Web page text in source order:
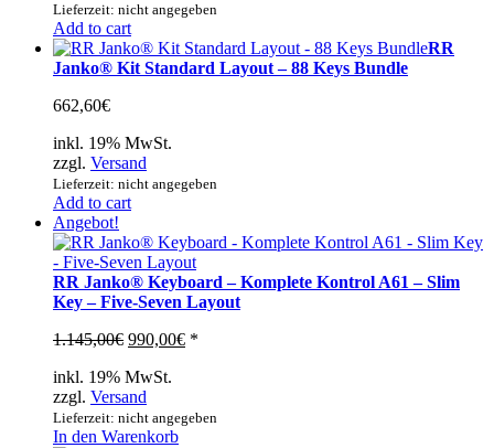
Lieferzeit: nicht angegeben
Add to cart
RR
Janko® Kit Standard Layout – 88 Keys Bundle
662,60€
inkl. 19% MwSt.
zzgl. Versand
Lieferzeit: nicht angegeben
Add to cart
Angebot!
RR Janko® Keyboard – Komplete Kontrol A61 – Slim
Key – Five-Seven Layout
1.145,00€ Ursprünglicher
war:
1.145,00€
990,00€Aktueller
*
inkl. 19% MwSt.
zzgl. Versand
Lieferzeit: nicht angegeben
In den Warenkorb